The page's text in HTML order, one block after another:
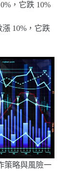
，它跌 10%
漲 10%，它跌
策略與風險一